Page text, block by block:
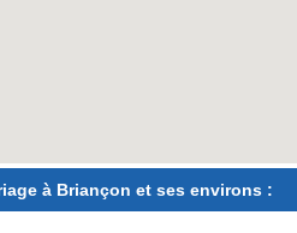
à Briançon et ses environs :